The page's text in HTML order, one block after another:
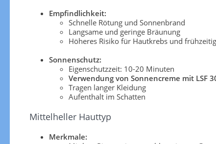
Empfindlichkeit:
Schnelle Rötung und Sonnenbrand
Langsame und geringe Bräunung
Höheres Risiko für Hautkrebs und
Sonnenschutz:
Eigenschutzzeit: 10-20 Minuten
Verwendung von Sonnencreme mit LSF
Tragen langer Kleidung
Aufenthalt im Schatten
Mittelheller Hauttyp
Merkmale: